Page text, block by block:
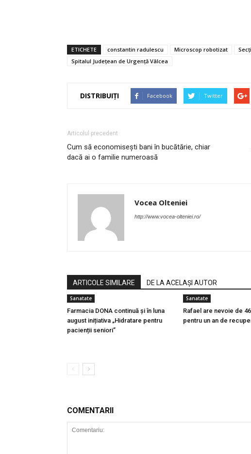
ETICHETE constantin radulescu Microscop robotizat
Spitalul Judeţean de Urgenţă Vâlcea
DISTRIBUIȚI Facebook Twitter
Articolul precedent
Cum să economisești bani în bucătărie, chiar
dacă ai o familie numeroasă
Vocea Olteniei
http://www.vocea-olteniei.ro/
ARTICOLE SIMILARE DE LA ACELAȘI AUTOR
Sanatate
Farmacia DONA continuă și în luna
august inițiativa „Hidratare pentru
pacienții seniori”
Sanatate
Rafael are nevoie de
pentru un an de
COMENTARII